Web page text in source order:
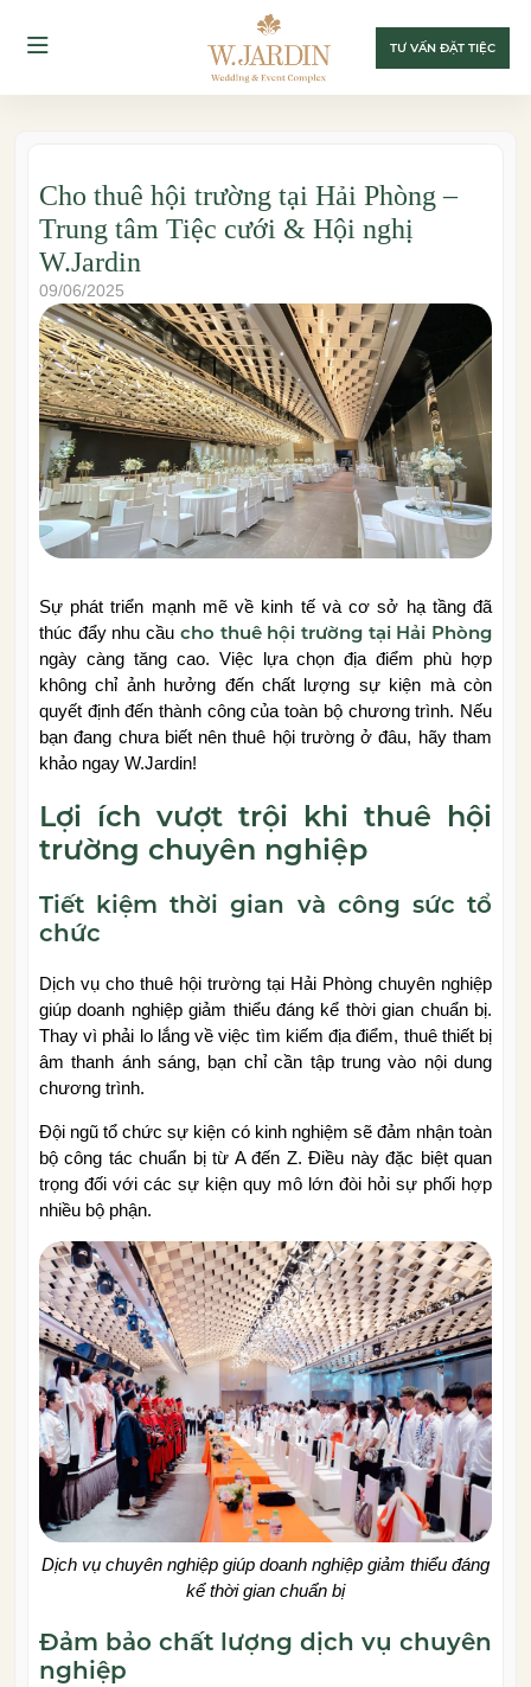
TƯ VẤN ĐẶT TIỆC
Cho thuê hội trường tại Hải Phòng –
Trung tâm Tiệc cưới & Hội nghị
W.Jardin
09/06/2025
Sự phát triển mạnh mẽ về kinh tế và cơ sở hạ tầng đã
thúc đẩy nhu cầu cho thuê hội trường tại Hải Phòng
ngày càng tăng cao. Việc lựa chọn địa điểm phù hợp
không chỉ ảnh hưởng đến chất lượng sự kiện mà còn
quyết định đến thành công của toàn bộ chương trình. Nếu
bạn đang chưa biết nên thuê hội trường ở đâu, hãy tham
khảo ngay W.Jardin!
Lợi ích vượt trội khi thuê hội
trường chuyên nghiệp
Tiết kiệm thời gian và công sức tổ
chức
Dịch vụ cho thuê hội trường tại Hải Phòng chuyên nghiệp
giúp doanh nghiệp giảm thiểu đáng kể thời gian chuẩn bị.
Thay vì phải lo lắng về việc tìm kiếm địa điểm, thuê thiết bị
âm thanh ánh sáng, bạn chỉ cần tập trung vào nội dung
chương trình.
Đội ngũ tổ chức sự kiện có kinh nghiệm sẽ đảm nhận toàn
bộ công tác chuẩn bị từ A đến Z. Điều này đặc biệt quan
trọng đối với các sự kiện quy mô lớn đòi hỏi sự phối hợp
nhiều bộ phận.
Dịch vụ chuyên nghiệp giúp doanh nghiệp giảm thiểu đáng
kể thời gian chuẩn bị
Đảm bảo chất lượng dịch vụ chuyên
nghiệp